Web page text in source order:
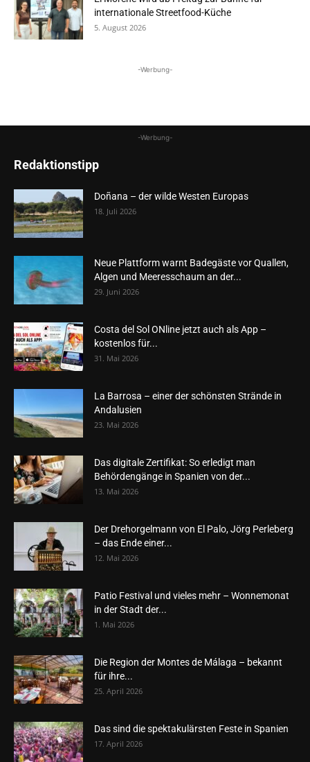
internationale Streetfood-Küche
5. August 2026
-Werbung-
-Werbung-
Redaktionstipp
Doñana – der wilde Westen Europas
18. Juli 2026
Neue Plattform warnt Badegäste vor Quallen,
Algen und Meeresschaum an der...
29. Juni 2026
Costa del Sol ONline jetzt auch als App –
kostenlos für...
31. Mai 2026
La Barrosa – einer der schönsten Strände in
Andalusien
23. Mai 2026
Das digitale Zertifikat: So erledigt man
Behördengänge in Spanien von der...
13. Mai 2026
Der Drehorgelmann von El Palo, Jörg Perleberg
– das Ende einer...
12. Mai 2026
Patio Festival und vieles mehr – Wonnemonat
in der Stadt der...
1. Mai 2026
Die Region der Montes de Málaga – bekannt
für ihre...
25. April 2026
Das sind die spektakulärsten Feste in Spanien
17. April 2026